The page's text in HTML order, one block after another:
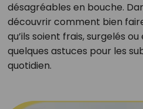
désagréables en bouche.
découvrir comment bien
qu’ils soient frais, surgelés
quelques astuces pour les
quotidien.